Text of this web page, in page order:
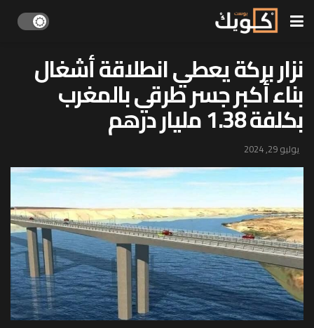
نزار بركة يعطي انطلاقة أشغال
بناء أكبر جسر طرقي بالمغرب
بكلفة 1.38 مليار درهم
يوليو 29, 2024